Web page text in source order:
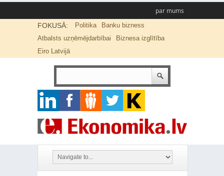
par mums
FOKUSĀ: Politika
Banku bizness
Atbalsts uzņēmējdarbībai
Biznesa izglītība
Eiro Latvijā